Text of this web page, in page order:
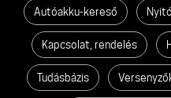
Autóakku-kereső
Kapcsolat, rendelés
Tudásbázis